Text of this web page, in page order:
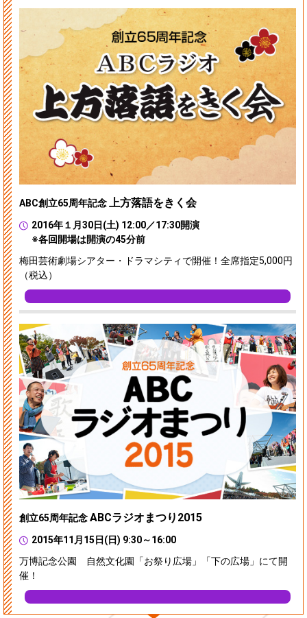
ABC創立65周年記念 上方落語をきく会
2016年１月30日(土) 12:00／17:30開演
※各回開場は開演の45分前
梅田芸術劇場シアター・ドラマシティで開催！全席指定5,000円
（税込）
創立65周年記念ABCラジオまつり2015
2015年11月15日(日) 9:30～16:00
万博記念公園 自然文化園「お祭り広場」「下の広場」にて開
催！